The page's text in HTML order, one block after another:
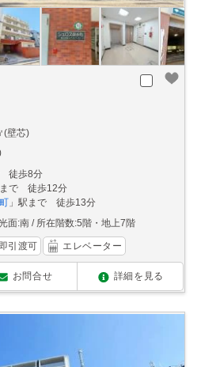
(壁芯)
徒歩8分
まで 徒歩12分
」駅まで 徒歩13分
面:南 所在階数:5階・地上7階
即引渡可 エレベーター
お問合せ 詳細を見る